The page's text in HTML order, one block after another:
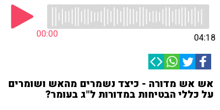
00:00 04:18
אש אש מדורה - כיצד נשמרים מהאש ושומרים
על כללי הבטיחות במדורות ל"ג בעומר?